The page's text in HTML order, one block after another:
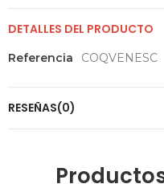
DETALLES DEL PRODUCTO
Referencia COQVENESC
RESEÑAS(0)